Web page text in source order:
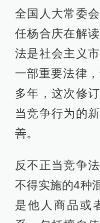
全国人大常委
任杨合庆在解
法是社会主义
一部重要法律
多年，这次修
当竞争行为的
善。
反不正当竞争
不得实施的4种
是他人商品或